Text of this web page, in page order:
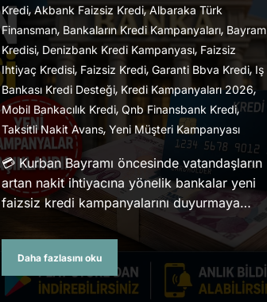
Kredi, Akbank Faizsiz Kredi,Albaraka Türk
Finansman, Bankaların Kredi Kampanyaları, Bayram
Kredisi, Denizbank Kredi Kampanyası, Faizsiz
Ihtiyaç Kredisi, Faizsiz Kredi, Garanti Bbva Kredi, Iş
Bankası Kredi Desteği, Kredi Kampanyaları 2026,
Mobil Bankacılık Kredi, Qnb Finansbank Kredi,
Taksitli Nakit Avans, Yeni Müşteri Kampanyası
💳 Kurban Bayramı öncesinde vatandaşların
artan nakit ihtiyacına yönelik bankalar yeni
faizsiz kredi kampanyalarını duyurmaya…
Daha fazlasını oku